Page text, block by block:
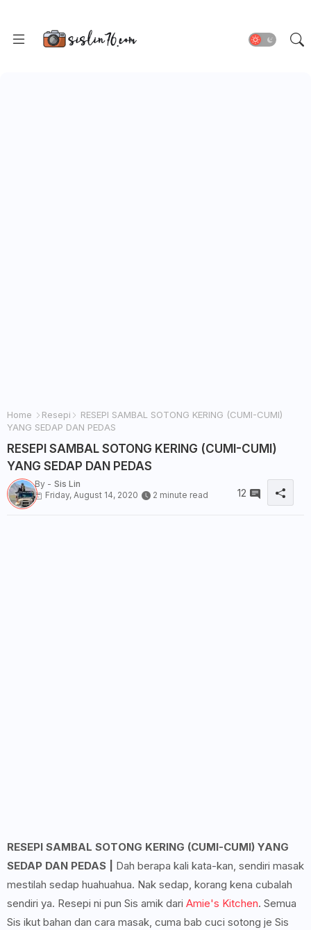
Home Resepi
RESEPI SAMBAL SOTONG KERING (CUMI-CUMI)
YANG SEDAP DAN PEDAS
RESEPI SAMBAL SOTONG KERING (CUMI-CUMI)
YANG SEDAP DAN PEDAS
By - Sis Lin
Friday, August 14, 2020
2 minute read 12
RESEPI SAMBAL SOTONG KERING (CUMI-CUMI) YANG
SEDAP DAN PEDAS |
Dah berapa kali kata-kan, sendiri masak
mestilah sedap huahuahua. Nak sedap, korang kena cubalah
sendiri ya. Resepi ni pun Sis amik dari Amie's Kitchen. Semua
Sis ikut bahan dan cara masak, cuma bab cuci sotong je Sis